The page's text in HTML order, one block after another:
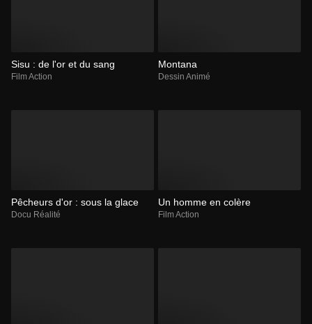
Sisu : de l'or et du sang
Film Action
Montana
Dessin Animé
Pêcheurs d'or : sous la glace
Docu Réalité
Un homme en colère
Film Action